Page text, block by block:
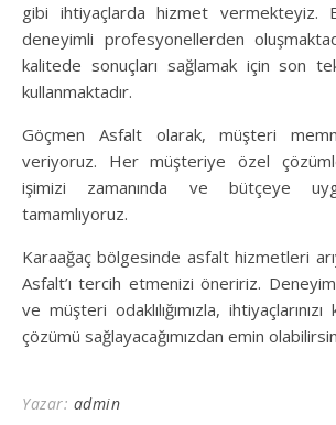
gibi ihtiyaçlarda hizmet vermekteyiz.
deneyimli profesyonellerden
kalitede sonuçları sağlamak için son
kullanmaktadır.
Göçmen Asfalt olarak, müşteri
veriyoruz. Her müşteriye özel
işimizi zamanında ve bütçeye
tamamlıyoruz.
Karaağaç bölgesinde asfalt hizmetleri
Asfalt’ı tercih etmenizi öneririz.
ve müşteri odaklılığımızla,
çözümü sağlayacağımızdan emin
Yazar: admin